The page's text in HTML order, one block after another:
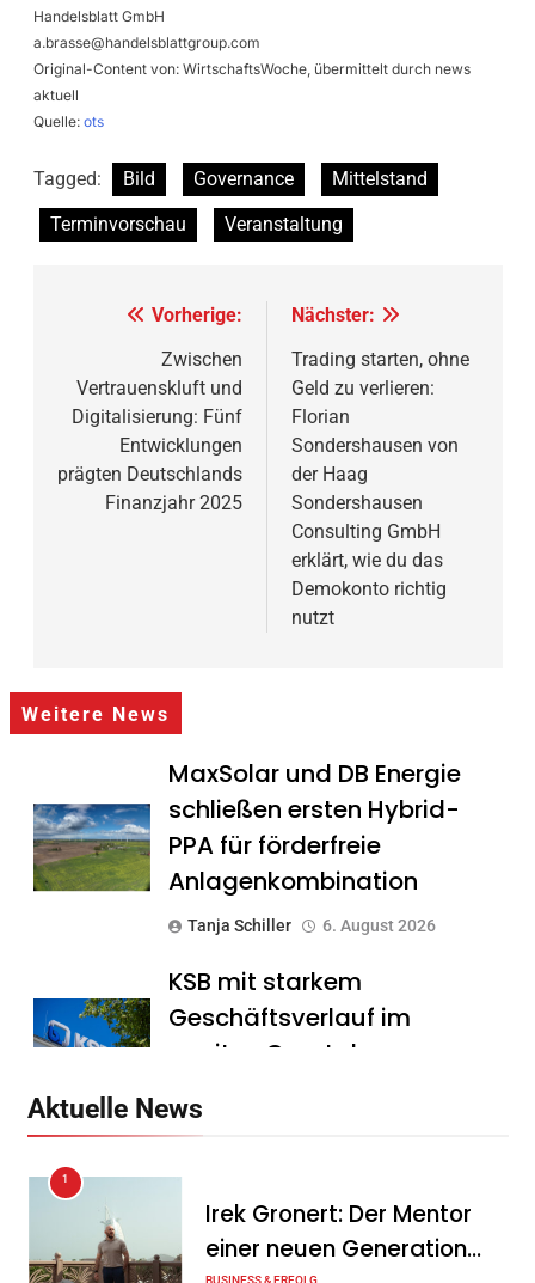
Handelsblatt GmbH
a.brasse@handelsblattgroup.com
Original-Content von: WirtschaftsWoche, übermittelt durch news
aktuell
Quelle: ots
Tagged: Bild Governance
Mittelstand
Terminvorschau
Veranstaltung
Beitragsnavigation
Vorherige:
Zwischen
Vertrauenskluft und
Digitalisierung: Fünf
Entwicklungen
prägten Deutschlands
Finanzjahr 2025
Nächster:
Trading starten, ohne
Geld zu verlieren:
Florian
Sondershausen von
der Haag
Sondershausen
Consulting GmbH
erklärt, wie du das
Demokonto richtig
nutzt
Weitere News
MaxSolar und DB Energie
schließen ersten Hybrid-
PPA für förderfreie
Anlagenkombination
Tanja Schiller 6. August 2026
KSB mit starkem
Geschäftsverlauf im
zweiten Quartal
zum wichtigsten Baustein
der Energiewende werden
Aktuelle News
1
Irek Gronert: Der Mentor
einer neuen Generation
BUSINESS & ERFOLG